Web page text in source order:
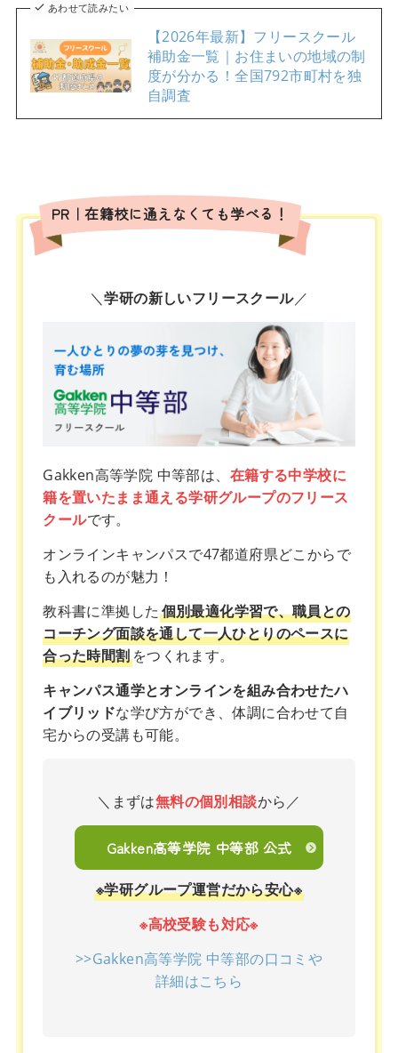
あわせて読みたい
【2026年最新】フリースクール
補助金一覧｜お住まいの地域の制
度が分かる！全国792市町村を独
自調査
PR｜在籍校に通えなくても学べる！
＼学研の新しいフリースクール／
Gakken高等学院 中等部は、 在籍する中学校に
籍を置いたまま通える学研グループのフリース
クールです。
オンラインキャンパスで47都道府県どこからで
も入れるのが魅力！
教科書に準拠した 個別最適化学習で、職員との
コーチング面談を通して一人ひとりのペースに
合った時間割をつくれます。
キャンパス通学とオンラインを組み合わせたハ
イブリッドな学び方ができ、体調に合わせて自
宅からの受講も可能。
＼まずは無料の個別相談から／
Gakken高等学院 中等部 公式
※学研グループ運営だから安心※
※高校受験も対応※
>>Gakken高等学院 中等部の口コミや
詳細はこちら